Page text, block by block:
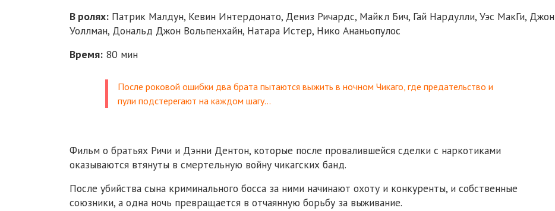
В ролях: Патрик Малдун, Кевин Интердонато, Дениз Ричардс, Майкл Бич, Гай Нардулли, Уэс МакГи, Джон
Уоллман, Дональд Джон Вольпенхайн, Натара Истер, Нико Ананьопулос
Время: 80 мин
После роковой ошибки два брата пытаются выжить в ночном Чикаго, где предательство и
пули подстерегают на каждом шагу…
Фильм о братьях Ричи и Дэнни Дентон, которые после провалившейся сделки с наркотиками
оказываются втянуты в смертельную войну чикагских банд.
После убийства сына криминального босса за ними начинают охоту и конкуренты, и собственные
союзники, а одна ночь превращается в отчаянную борьбу за выживание.